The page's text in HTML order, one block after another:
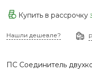
Купить в рассрочку
Нашли дешевле?
ПС Соединитель